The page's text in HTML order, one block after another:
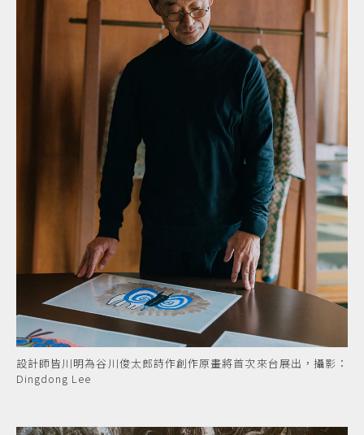
設計師皆川明為谷川俊太郎詩作創作原畫將首次來台展出，攝影：
Dingdong Lee